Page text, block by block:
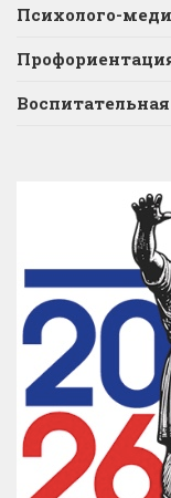
Психолого-